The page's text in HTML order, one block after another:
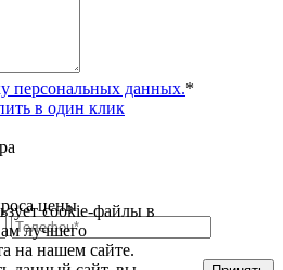
персональных данных.*
в один клик
цены
cookie-файлы в
лучшего
на нашем сайте.